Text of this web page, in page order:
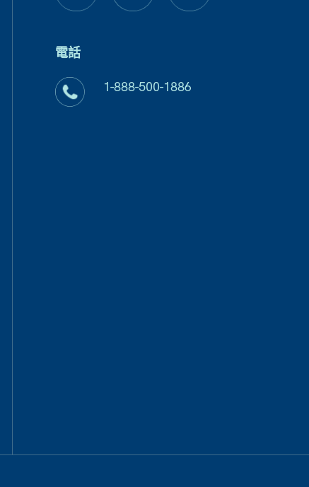
電話
1-888-500-1886